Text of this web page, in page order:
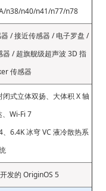
n38/n40/n41/n77/n78
/ 接近传感器 / 电子罗盘 /
/ 超旗舰级超声波 3D 指
传感器
式立体双扬、大体积 X 轴
Wi-Fi 7
6.4K 冰穹 VC 液冷散热系
发的 OriginOS 5